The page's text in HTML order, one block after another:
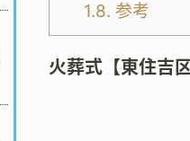
1.8. 参考
火葬式【東住吉区